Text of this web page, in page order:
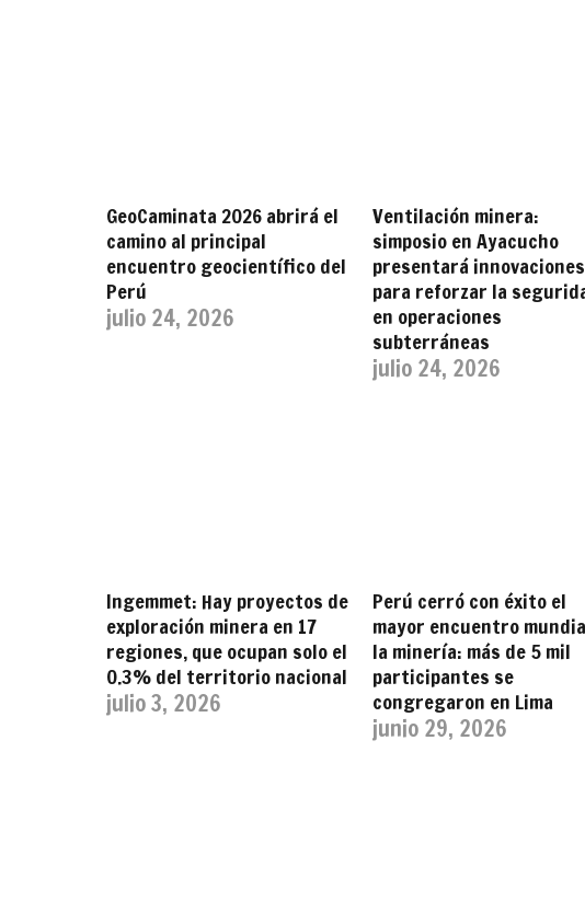
GeoCaminata 2026 abrirá el
camino al principal
encuentro geocientífico del
Perú
julio 24, 2026
Ventilación minera:
simposio en Ayacucho
presentará innovaciones
para reforzar la
en operaciones
subterráneas
julio 24, 2026
Ingemmet: Hay proyectos de
exploración minera en 17
regiones, que ocupan solo el
0.3% del territorio nacional
julio 3, 2026
Perú cerró con éxito el
mayor encuentro
la minería: más de 5 mil
participantes se
congregaron en Lima
junio 29, 2026